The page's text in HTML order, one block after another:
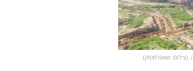
(צילום: שאטרסטוק)